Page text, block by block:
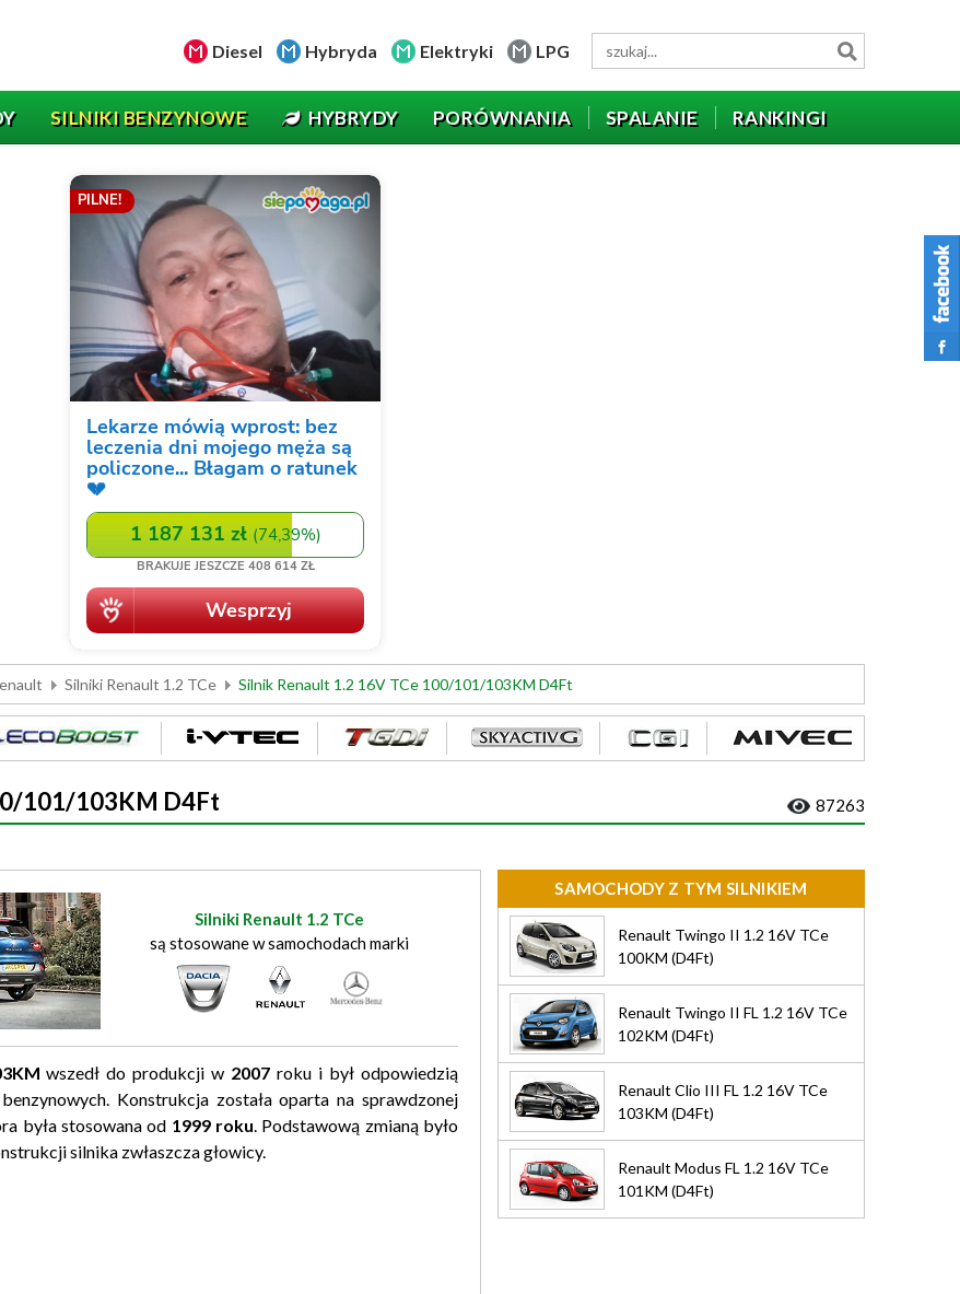
Diesel Hybryda Elektryki LPG
SILNIKI BENZYNOWE HYBRYDY PORÓWNANIA SPALANIE RANKINGI
Silniki Renault 1.2 TCe Silnik Renault 1.2 16V TCe 100/101/103KM D4Ft
101/103KM D4Ft 87263
Silniki Renault 1.2 TCe
są stosowane w samochodach marki
wszedł do produkcji w 2007 roku i był odpowiedzią
Konstrukcja została oparta na sprawdzonej
była stosowana od 1999 roku. Podstawową zmianą było
silnika zwłaszcza głowicy.
SAMOCHODY Z TYM SILNIKIEM
Renault Twingo II 1.2 16V TCe
100KM (D4Ft)
Renault Twingo II FL 1.2 16V TCe
102KM (D4Ft)
Renault Clio III FL 1.2 16V TCe
103KM (D4Ft)
Renault Modus FL 1.2 16V TCe
101KM (D4Ft)